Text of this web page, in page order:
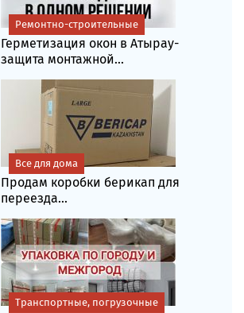
Герметизация окон в Атырау-
защита монтажной...
Ремонтно-строительные
Продам коробки берикап для
переезда...
Все для дома
Транспортные, погрузочные